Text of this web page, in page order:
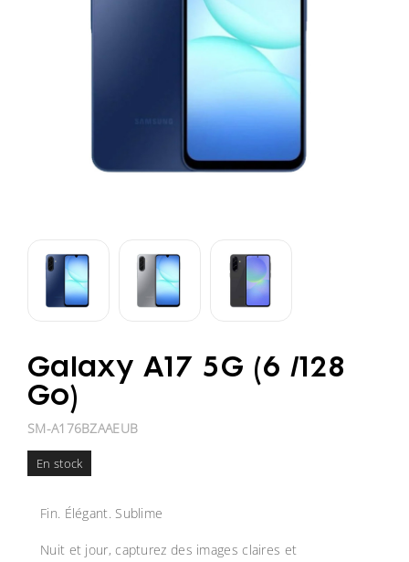
Galaxy A17 5G (6 /128
Go)
SM-A176BZAAEUB
En stock
Fin. Élégant. Sublime
Nuit et jour, capturez des images claires et